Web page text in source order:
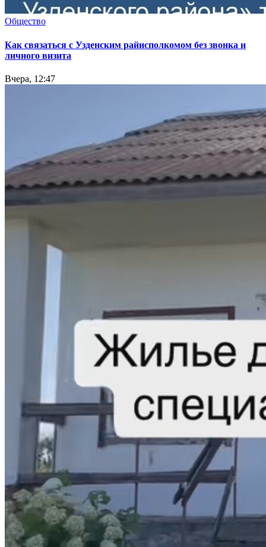
Общество
Как связаться с Узденским райисполкомом без звонка и
личного визита
Вчера, 12:47